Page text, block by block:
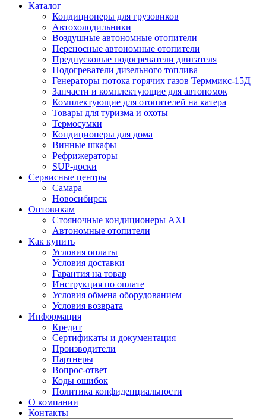
Каталог
Кондиционеры для грузовиков
Автохолодильники
Воздушные автономные отопители
Переносные автономные отопители
Предпусковые подогреватели двигателя
Подогреватели дизельного топлива
Генераторы потока горячих газов Терммикс-15Д
Запчасти и комплектующие для автономок
Комплектующие для отопителей на катера
Товары для туризма и охоты
Термосумки
Кондиционеры для дома
Винные шкафы
Рефрижераторы
SUP-доски
Сервисные центры
Самара
Новосибирск
Оптовикам
Стояночные кондиционеры AXI
Автономные отопители
Как купить
Условия оплаты
Условия доставки
Гарантия на товар
Инструкция по оплате
Условия обмена оборудованием
Условия возврата
Информация
Кредит
Сертификаты и документация
Производители
Партнеры
Вопрос-ответ
Коды ошибок
Политика конфиденциальности
О компании
Контакты